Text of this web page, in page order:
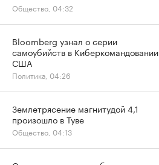
Общество, 04:32
Bloomberg узнал о серии
самоубийств в Киберкомандовании
США
Политика, 04:26
Землетрясение магнитудой 4,1
произошло в Туве
Общество, 04:13